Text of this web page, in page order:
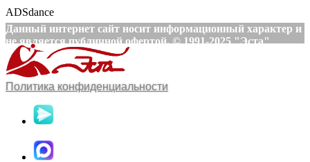
ADSdance
Данный интернет сайт носит информационный характер и
не является публичной офертой. © 1991-2025 "Эста"
Политика конфиденциальности